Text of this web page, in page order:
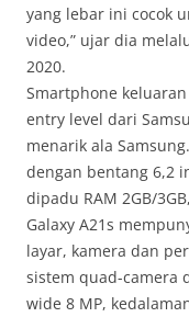
yang lebar ini cocok
video,” ujar dia
2020.
Smartphone
entry level dari
menarik ala
dengan bentang 6,2
dipadu RAM 2GB/
Galaxy A21s
layar, kamera dan
sistem quad-camera
wide 8 MP,